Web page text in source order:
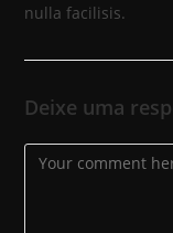
nulla facilisis.
Deixe uma